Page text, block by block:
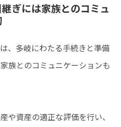
ぎには家族とのコミュ
、多岐にわたる手続きと準備
族とのコミュニケーションも
や資産の適正な評価を行い、